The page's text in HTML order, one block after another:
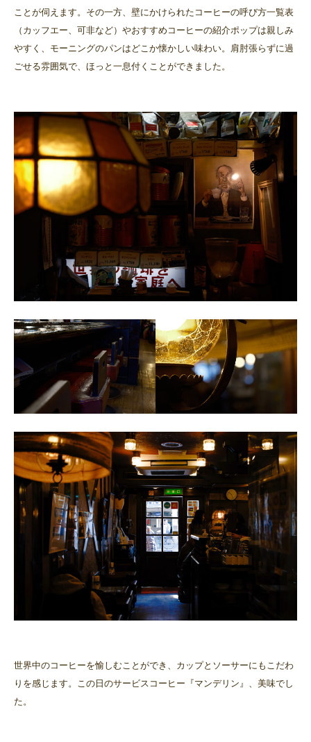
ことが伺えます。その一方、壁にかけられたコーヒーの呼び方一覧表
（カッフエー、可非など）やおすすめコーヒーの紹介ポップは親しみ
やすく、モーニングのパンはどこか懐かしい味わい。肩肘張らずに過
ごせる雰囲気で、ほっと一息付くことができました。
世界中のコーヒーを愉しむことができ、カップとソーサーにもこだわ
りを感じます。この日のサービスコーヒー『マンデリン』、美味でし
た。